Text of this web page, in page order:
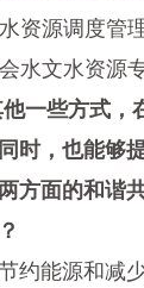
资源调度管
水文水资源
一些方式，
时，也能够
方面的和谐
约能源和减